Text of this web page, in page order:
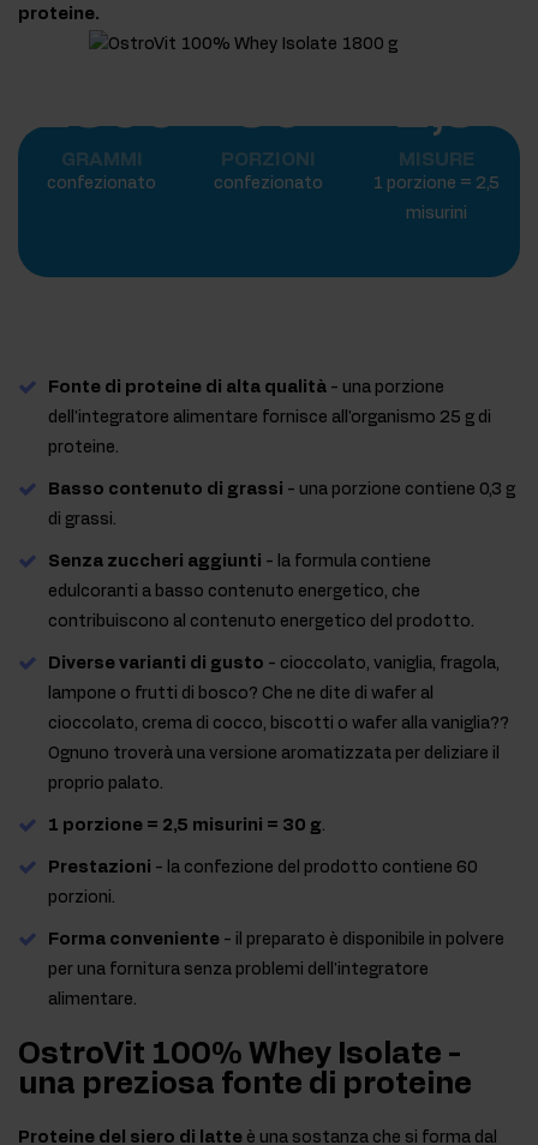
proteine.
1800
GRAMMI
confezionato
60
PORZIONI
confezionato
2,5
MISURE
1 porzione = 2,5
misurini
Fonte di proteine di alta qualità - una porzione
dell'integratore alimentare fornisce all'organismo 25 g di
proteine.
Basso contenuto di grassi - una porzione contiene 0,3 g
di grassi.
Senza zuccheri aggiunti - la formula contiene
edulcoranti a basso contenuto energetico, che
contribuiscono al contenuto energetico del prodotto.
Diverse varianti di gusto - cioccolato, vaniglia, fragola,
lampone o frutti di bosco? Che ne dite di wafer al
cioccolato, crema di cocco, biscotti o wafer alla vaniglia??
Ognuno troverà una versione aromatizzata per deliziare il
proprio palato.
1 porzione = 2,5 misurini = 30 g.
Prestazioni - la confezione del prodotto contiene 60
porzioni.
Forma conveniente - il preparato è disponibile in polvere
per una fornitura senza problemi dell'integratore
alimentare.
OstroVit 100% Whey Isolate -
una preziosa fonte di proteine
Proteine del siero di latte è una sostanza che si forma dal